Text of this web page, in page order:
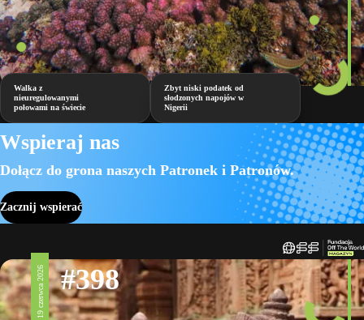
Walka z
nieuregulowanymi
połowami na świecie
Zbyt niski podatek od
słodzonych napojów w
Nigerii
Wspieraj nas
Dołącz do grona naszych Patronek i Patronów.
Zacznij wspierać
19 czerwca 2026 #398